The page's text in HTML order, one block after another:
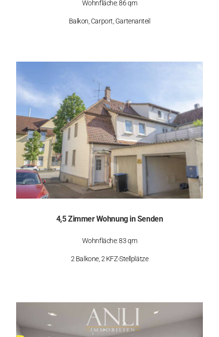
Wohnfläche: 86 qm
Balkon, Carport, Gartenanteil
4,5 Zimmer Wohnung in Senden
Wohnfläche: 83 qm
2 Balkone, 2 KFZ-Stellplätze